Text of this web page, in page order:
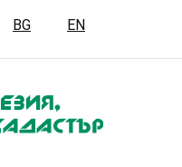
BG EN